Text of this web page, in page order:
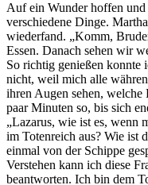
Auf ein Wunder hoffen und
verschiedene Dinge.
wiederfand. „Komm,
Essen. Danach sehen wir
So richtig genießen konnte
nicht, weil mich alle
ihren Augen sehen, welche
paar Minuten so, bis sich
„Lazarus, wie ist es, wenn
im Totenreich aus? Wie ist
einmal von der Schippe
Verstehen kann ich diese
beantworten. Ich bin dem